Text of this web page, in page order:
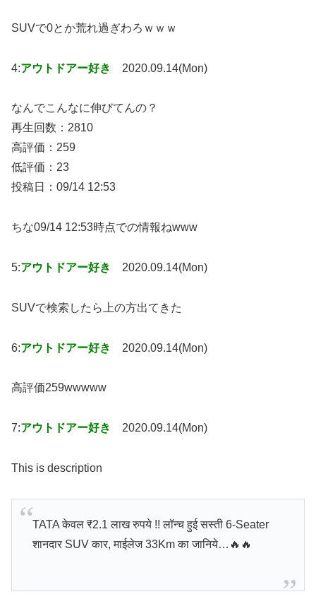
SUVで0とか荒れ過ぎわろｗｗｗ
4:アウトドアー好き 2020.09.14(Mon)
なんでこんなに伸びてんの？
再生回数：2810
高評価：259
低評価：23
投稿日：09/14 12:53
ちな09/14 12:53時点での情報ねwww
5:アウトドアー好き 2020.09.14(Mon)
SUVで検索したら上の方出てきた
6:アウトドアー好き 2020.09.14(Mon)
高評価259wwwww
7:アウトドアー好き 2020.09.14(Mon)
This is description
TATA केवल ₹2.1 लाख रुपये !! लॉन्च हुई सस्ती 6-Seater
शानदार SUV कार, माईलेज 33Km का जानिये…🔥🔥